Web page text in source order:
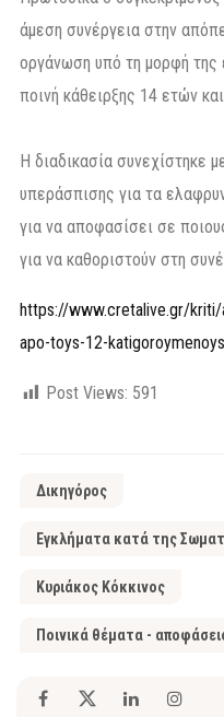
άμεση συνέργεια στην
οργάνωση υπό τη μορφή της
ποινή κάθειρξης 14 ετών
Η διαδικασία συνεχίστηκε
υπεράσπισης για τα
για να αποφασίσει σε
για να καθοριστούν στη
https://www.cretalive.gr/kriti/
apo-toys-12-katigoroymenoys
Post Views: 591
Δικηγόρος
Εγκλήματα κατά της
Κυριάκος Κόκκινος
Ποινικά θέματα -